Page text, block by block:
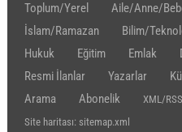
Toplum/Yerel
Aile/Anne/
İslam/Ramazan
Bilim/
Hukuk
Eğitim Emlak
Resmi İlanlar
Yazarlar
Arama
Abonelik
XML/RSS
Site haritası: sitemap.xml